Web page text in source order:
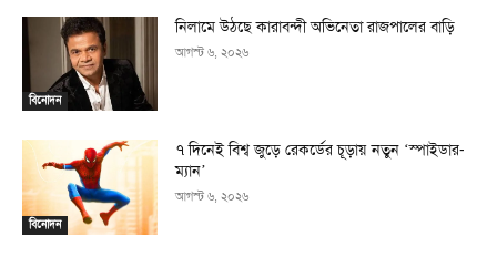
বিনোদন
নিলামে উঠছে কারাবন্দী অভিনেতা রাজপালের বাড়ি
আগস্ট ৬, ২০২৬
বিনোদন
৭ দিনেই বিশ্ব জুড়ে রেকর্ডের চূড়ায় নতুন ‘স্পাইডার-
ম্যান’
আগস্ট ৬, ২০২৬